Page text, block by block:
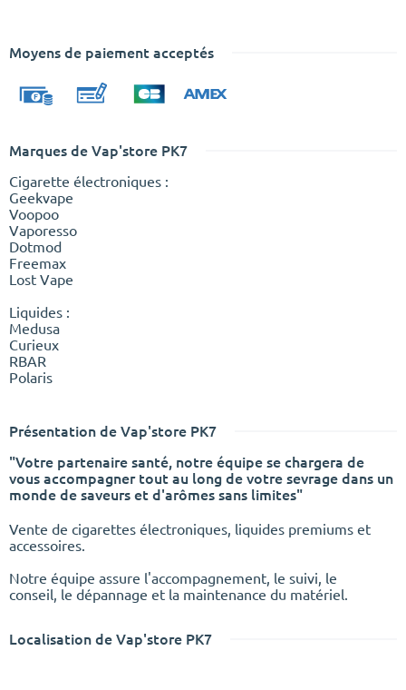
Moyens de paiement acceptés
Marques de Vap'store PK7
Cigarette électroniques :
Geekvape
Voopoo
Vaporesso
Dotmod
Freemax
Lost Vape
Liquides :
Medusa
Curieux
RBAR
Polaris
Présentation de Vap'store PK7
"Votre partenaire santé, notre équipe se chargera de
vous accompagner tout au long de votre sevrage dans un
monde de saveurs et d'arômes sans limites"
Vente de cigarettes électroniques, liquides premiums et
accessoires.
Notre équipe assure l'accompagnement, le suivi, le
conseil, le dépannage et la maintenance du matériel.
Localisation de Vap'store PK7